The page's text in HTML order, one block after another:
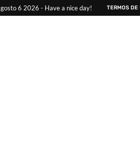
6 2026 - Have a nice day! TERMOS DE